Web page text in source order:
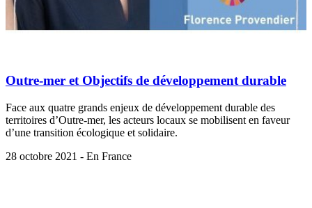
Outre-mer et Objectifs de développement durable
Face aux quatre grands enjeux de développement durable des
territoires d’Outre-mer, les acteurs locaux se mobilisent en faveur
d’une transition écologique et solidaire.
28 octobre 2021 - En France